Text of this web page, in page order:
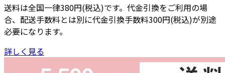
送料は全国一律380円(税込)です。代金引換をご利用の場
合、配送手数料とは別に代金引換手数料300円(税込)が別途
必要になります。
詳しく見る